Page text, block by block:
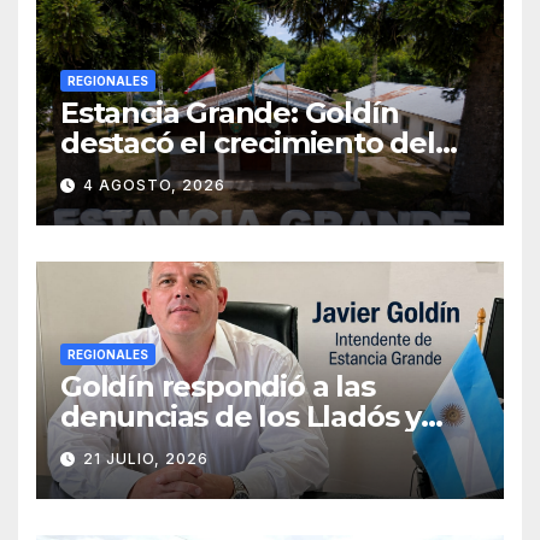
REGIONALES
Estancia Grande: Goldín
destacó el crecimiento del
municipio, anunció nuevas
obras y defendió su gestión
frente a las críticas
4 AGOSTO, 2026
REGIONALES
Goldín respondió a las
denuncias de los Lladós y
defendió la transparencia de
su gestión
21 JULIO, 2026